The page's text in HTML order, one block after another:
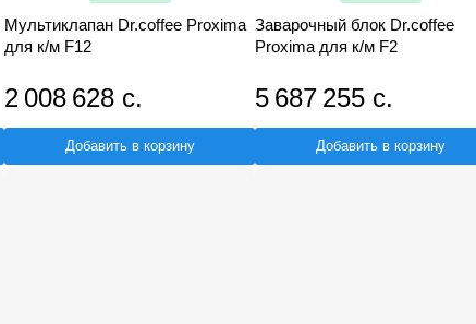
Мультиклапан Dr.coffee Proxima
для к/м F12
2 008 628 с.
Добавить в корзину
Заварочный блок Dr.coffee
Proxima для к/м F2
5 687 255 с.
Добавить в корзину